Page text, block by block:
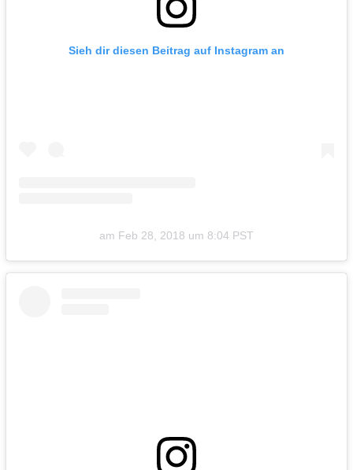
Sieh dir diesen Beitrag auf Instagram an
am Feb 28, 2018 um 8:04 PST